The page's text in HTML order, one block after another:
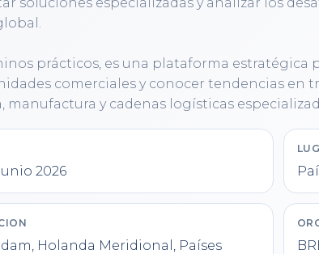
prácticos, es una plataforma estratégica
comerciales y conocer tendencias en
manufactura y cadenas logísticas
2026
Holanda Meridional, Países